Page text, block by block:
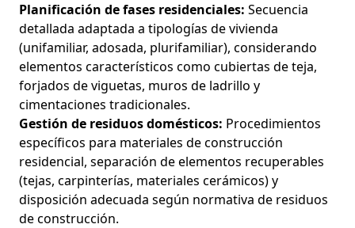
Planificación de fases residenciales: Secuencia
detallada adaptada a tipologías de vivienda
(unifamiliar, adosada, plurifamiliar), considerando
elementos característicos como cubiertas de teja,
forjados de viguetas, muros de ladrillo y
cimentaciones tradicionales.
Gestión de residuos domésticos: Procedimientos
específicos para materiales de construcción
residencial, separación de elementos recuperables
(tejas, carpinterías, materiales cerámicos) y
disposición adecuada según normativa de residuos
de construcción.